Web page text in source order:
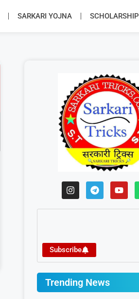
SARKARI YOJNA SCHOLARSHIP
Subscribe
Trending News